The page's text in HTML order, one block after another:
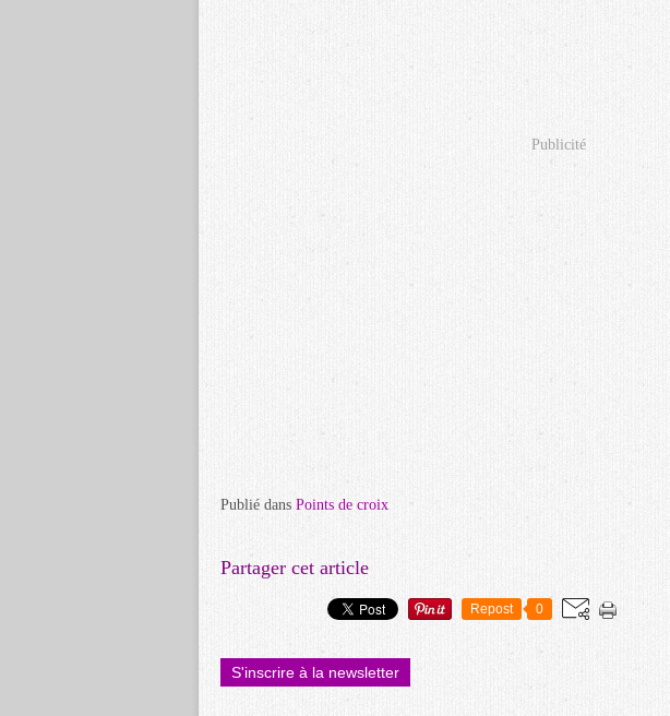
Publicité
Publié dans Points de croix
Partager cet article
Repost 0
S'inscrire à la newsletter